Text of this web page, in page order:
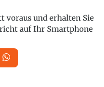
voraus und erhalten Sie
auf Ihr Smartphone